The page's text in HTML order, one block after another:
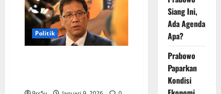
218%,
Wamendiktisaintek
Soroti
Komitmen
Presiden
Prabowo
Politik
Siang Ini,
Ada Agenda
Apa?
Prabowo
Paparkan
Kondisi